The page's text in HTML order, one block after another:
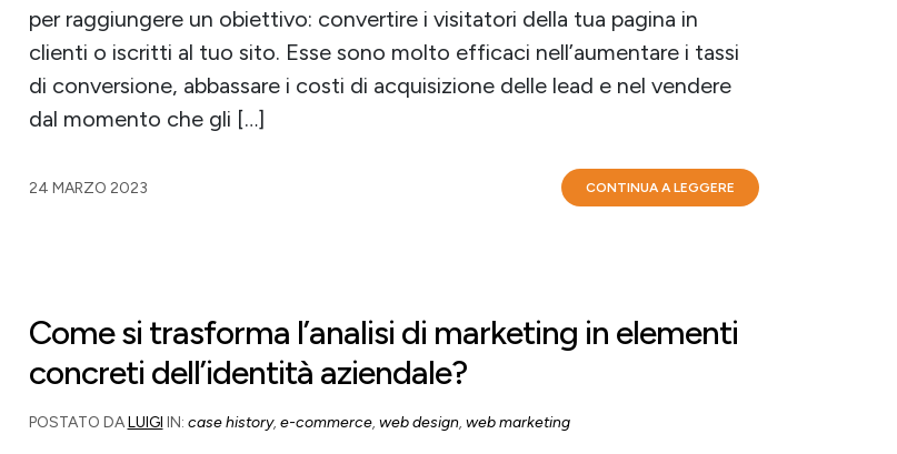
per raggiungere un obiettivo: convertire i visitatori della tua pagina in
clienti o iscritti al tuo sito. Esse sono molto efficaci nell’aumentare i tassi
di conversione, abbassare i costi di acquisizione delle lead e nel vendere
dal momento che gli […]
24 MARZO 2023 CONTINUA A LEGGERE
Come si trasforma l’analisi di marketing in elementi
concreti dell’identità aziendale?
POSTATO DALUIGI IN: case history, e-commerce, web design, web marketing